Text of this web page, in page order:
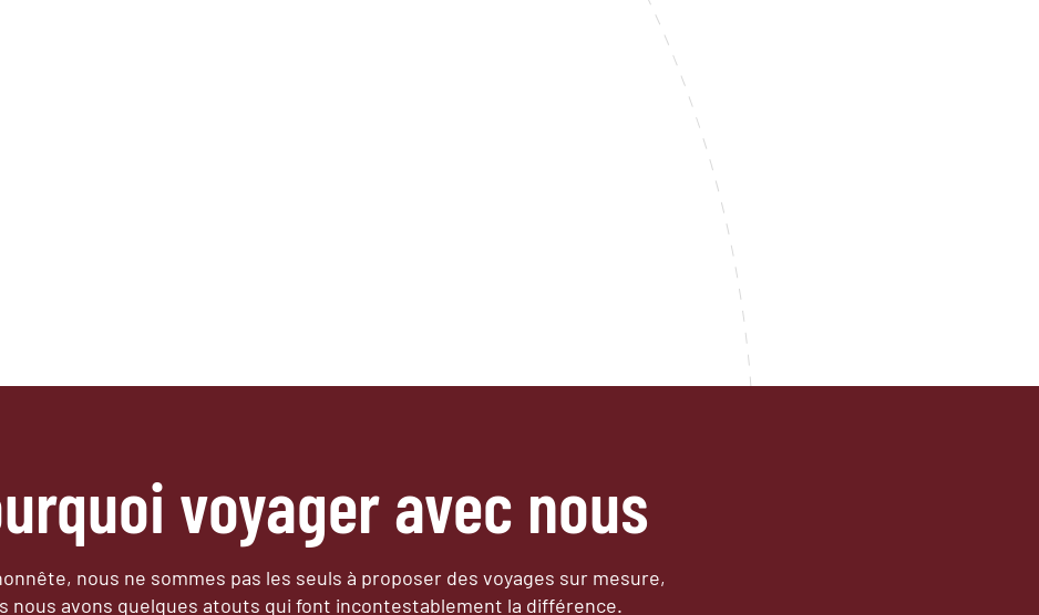
voyager avec nous
nous ne sommes pas les seuls à proposer des voyages sur mesure,
nous avons quelques atouts qui font incontestablement la différence.